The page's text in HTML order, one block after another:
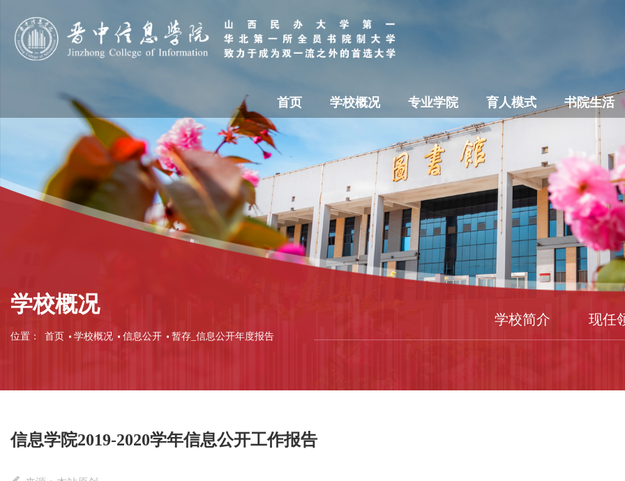
首页 学校概况 专业学院 育人模式 书院生活
学校概况
位置： 首页 学校概况 信息公开 暂存_信息公开年度报告
学校简介 现任
信息学院2019-2020学年信息公开工作报告